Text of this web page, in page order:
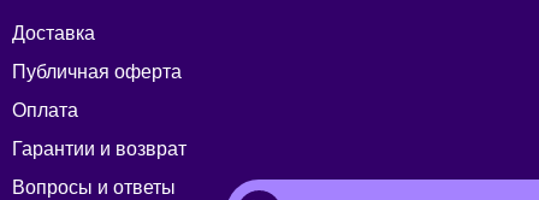
Доставка
Публичная оферта
Оплата
Гарантии и возврат
Вопросы и ответы